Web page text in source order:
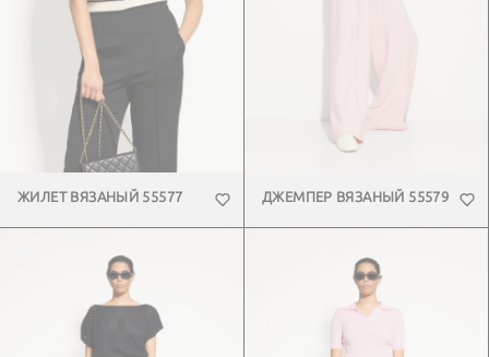
ЖИЛЕТ ВЯЗАНЫЙ 55577 ДЖЕМПЕР ВЯЗАНЫЙ 55579